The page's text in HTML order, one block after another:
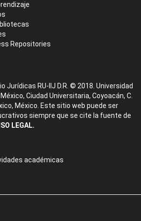
Repositories
Jurídicas RU-IIJ D.R. © 2018. Universidad
Ciudad Universitaria, Coyoacán, C.
México. Este sitio web puede ser
siempre que se cite la fuente de
LEGAL.
académicas